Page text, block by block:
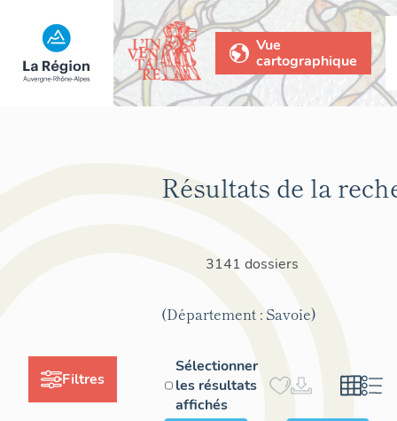
Vue
cartographique
Filtres
Résultats de la
3141 dossiers
(Département : Savoie)
Sélectionner
les résultats
affichés